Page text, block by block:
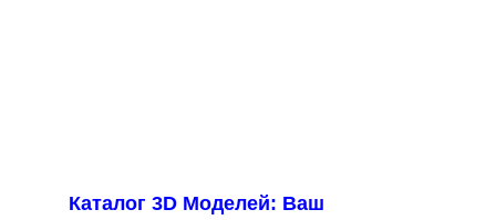
Каталог 3D Моделей: Ваш